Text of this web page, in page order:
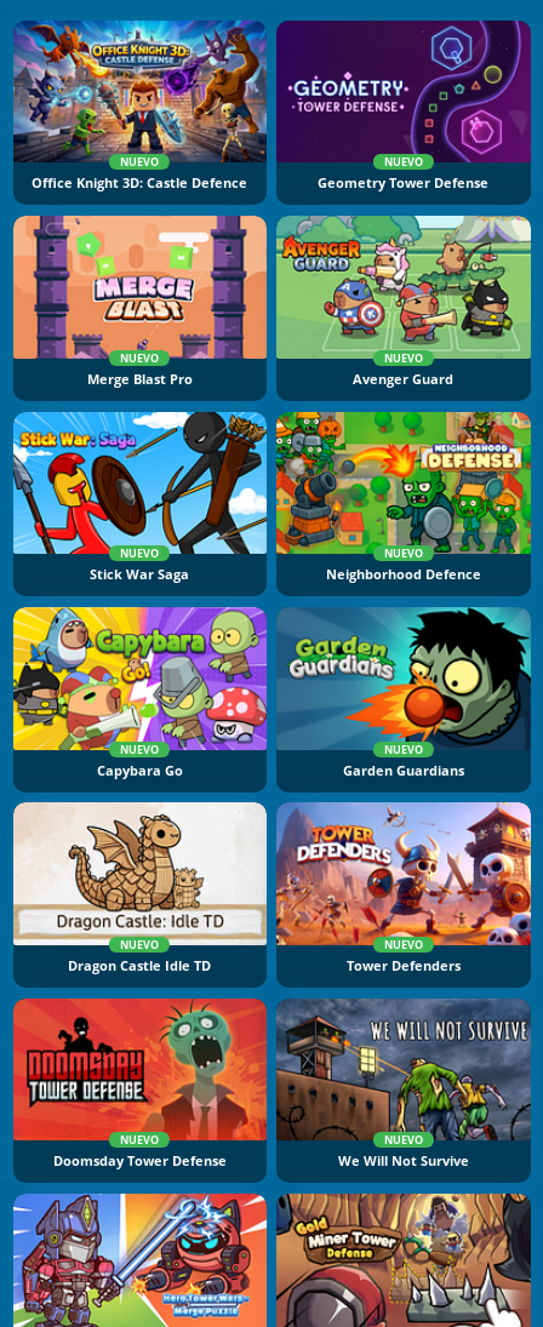
NUEVO
Office Knight 3D: Castle Defence
NUEVO
Geometry Tower Defense
NUEVO
Merge Blast Pro
NUEVO
Avenger Guard
NUEVO
Stick War Saga
NUEVO
Neighborhood Defence
NUEVO
Capybara Go
NUEVO
Garden Guardians
NUEVO
Dragon Castle Idle TD
NUEVO
Tower Defenders
NUEVO
Doomsday Tower Defense
NUEVO
We Will Not Survive